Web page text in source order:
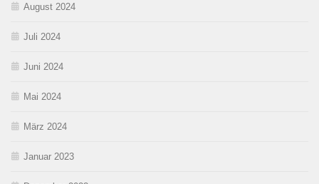
August 2024
Juli 2024
Juni 2024
Mai 2024
März 2024
Januar 2023